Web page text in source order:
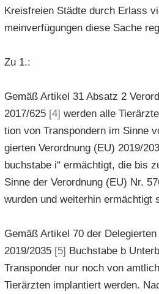
Kreis­frei­en Städ­te durch Er­lass
mein­ver­fü­gun­gen diese Sache
Zu 1.:
Gemäß Ar­ti­kel 31 Ab­satz 2
2017/625 [4] wer­den alle
ti­on von Trans­pon­dern im Sinne
gier­ten Ver­ord­nung (EU) 2019/
buch­sta­be i“ er­mäch­tigt, die bis
Sinne der Ver­ord­nung (EU) Nr.
wur­den und wei­ter­hin er­mäch­tigt
Gemäß Ar­ti­kel 70 der
2019/2035 [5] Buch­sta­be b
Trans­pon­der nur noch von
Tier­ärz­ten im­plan­tiert wer­den.